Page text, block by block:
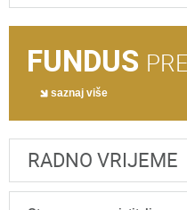
FUNDUS
saznaj više
RADNO VRIJEME